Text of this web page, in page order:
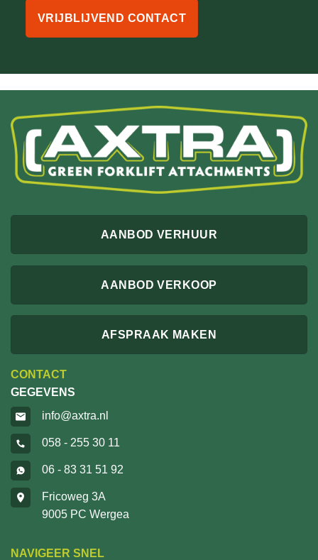
VRIJBLIJVEND CONTACT
AANBOD VERHUUR
AANBOD VERKOOP
AFSPRAAK MAKEN
CONTACT
GEGEVENS
info@axtra.nl
058 - 255 30 11
06 - 83 31 51 92
Fricoweg 3A
9005 PC Wergea
NAVIGEER SNEL